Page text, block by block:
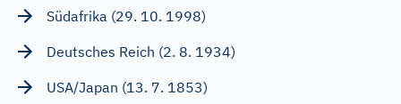
Südafrika (29. 10. 1998)
Deutsches Reich (2. 8. 1934)
USA/Japan (13. 7. 1853)